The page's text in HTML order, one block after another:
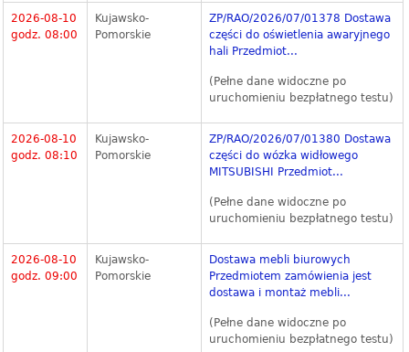
2026-08-10
godz. 08:00
Kujawsko-
Pomorskie
ZP/RAO/2026/07/01378 Dostawa
części do oświetlenia awaryjnego
hali Przedmiot...
(Pełne dane widoczne po
uruchomieniu bezpłatnego testu)
2026-08-10
godz. 08:10
Kujawsko-
Pomorskie
ZP/RAO/2026/07/01380 Dostawa
części do wózka widłowego
MITSUBISHI Przedmiot...
(Pełne dane widoczne po
uruchomieniu bezpłatnego testu)
2026-08-10
godz. 09:00
Kujawsko-
Pomorskie
Dostawa mebli biurowych
Przedmiotem zamówienia jest
dostawa i montaż mebli...
(Pełne dane widoczne po
uruchomieniu bezpłatnego testu)